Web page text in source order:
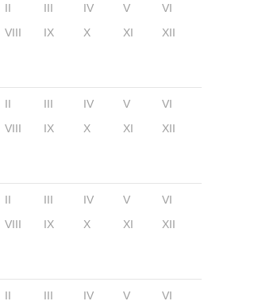
II III IV V
VI
VIII IX X XI XII
II III IV V
VI
VIII IX X XI XII
II III IV V
VI
VIII IX X XI XII
II III IV V VI